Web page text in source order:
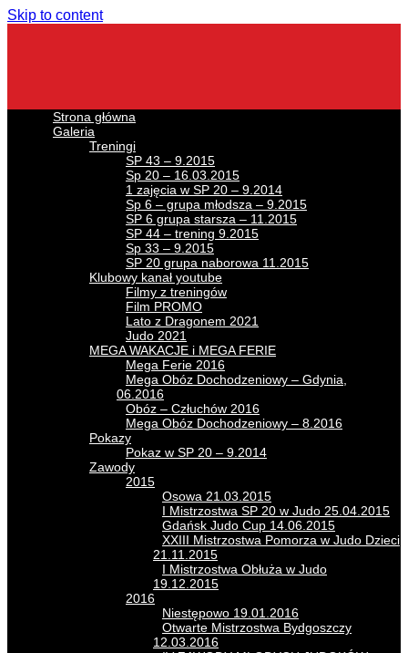
Skip to content
Strona główna
Galeria
Treningi
SP 43 – 9.2015
Sp 20 – 16.03.2015
1 zajęcia w SP 20 – 9.2014
Sp 6 – grupa młodsza – 9.2015
SP 6 grupa starsza – 11.2015
SP 44 – trening 9.2015
Sp 33 – 9.2015
SP 20 grupa naborowa 11.2015
Klubowy kanał youtube
Filmy z treningów
Film PROMO
Lato z Dragonem 2021
Judo 2021
MEGA WAKACJE i MEGA FERIE
Mega Ferie 2016
Mega Obóz Dochodzeniowy – Gdynia,
06.2016
Obóz – Człuchów 2016
Mega Obóz Dochodzeniowy – 8.2016
Pokazy
Pokaz w SP 20 – 9.2014
Zawody
2015
Osowa 21.03.2015
I Mistrzostwa SP 20 w Judo 25.04.2015
Gdańsk Judo Cup 14.06.2015
XXIII Mistrzostwa Pomorza w Judo Dzieci
21.11.2015
I Mistrzostwa Obłuża w Judo
19.12.2015
2016
Niestępowo 19.01.2016
Otwarte Mistrzostwa Bydgoszczy
12.03.2016